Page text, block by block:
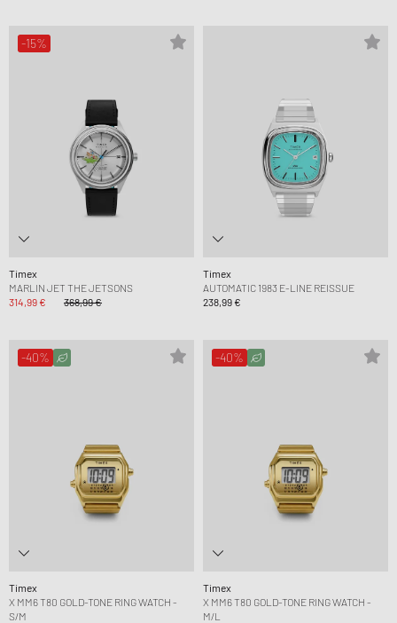
-15%
Timex
MARLIN JET THE JETSONS
314,99 €
368,99 €
Timex
AUTOMATIC 1983 E-LINE REISSUE
238,99 €
-40%
Timex
X MM6 T80 GOLD-TONE RING WATCH -
S/M
-40%
Timex
X MM6 T80 GOLD-TONE RING WATCH -
M/L